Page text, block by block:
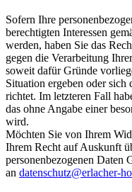
Sofern Ihre
berechtigten Interessen
werden, haben Sie das
gegen die Verarbeitung
soweit dafür Gründe
Situation ergeben oder
richtet. Im letzteren Fall
das ohne Angabe einer
wird.
Möchten Sie von Ihrem
Ihrem Recht auf Auskunft
personenbezogenen Daten
an datenschutz@erlacher-